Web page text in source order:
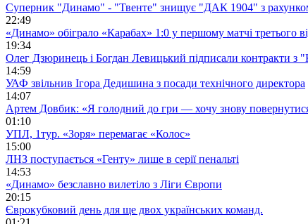
Суперник "Динамо" - "Твенте" знищує "ДАК 1904" з
22:49
«Динамо» обіграло «Карабах» 1:0 у першому матчі третього
19:34
Олег Дзюринець і Богдан Левицький підписали контракти з
14:59
УАФ звільнив Ігора Дедишина з посади технічного директора
14:07
Артем Довбик: «Я голодний до гри — хочу знову
01:10
УПЛ, 1тур. «Зоря» перемагає «Колос»
15:00
ЛНЗ поступається «Генту» лише в серії пенальті
14:53
«Динамо» безславно вилетіло з Ліги Європи
20:15
Єврокубковий день для ще двох українських команд.